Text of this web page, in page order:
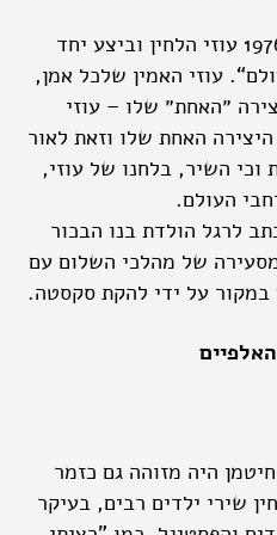
לפסטיבל הזמר החסידי ב-1976 עוזי הלחין וביצע יחד
עוזי האמין שלכל אמן,
״האחת״ שלו – עוזי
היצירה האחת שלו וזאת לאור
וכי השיר, בלחנו של עוזי,
העולם.
לרגל הולדת בנו הבכור
בתקופה המסעירה של מהלכי השלום עם
היה מזוהה גם כזמר
שירי ילדים רבים, בעיקר